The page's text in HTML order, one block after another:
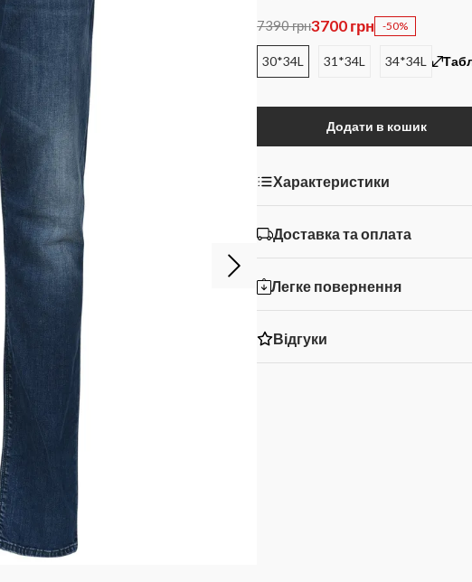
7390 грн3700 грн -50%
30*34L 31*34L 34*34L
Додати в кошик
Характеристики
Доставка та оплата
Легке повернення
Відгуки